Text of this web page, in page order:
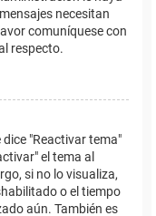
necesitan
comuníquese con
respecto.
"Reactivar tema"
el tema al
si no lo visualiza,
o el tiempo
aún. También es